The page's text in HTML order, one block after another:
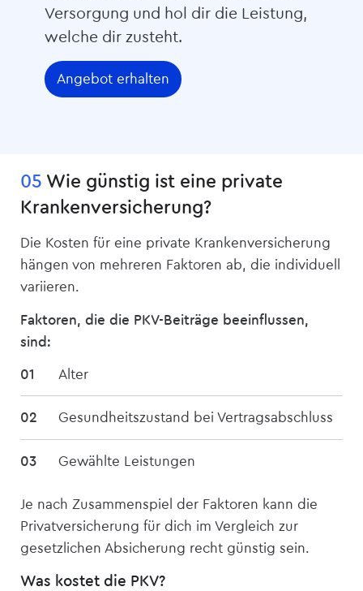
Versorgung und hol dir die Leistung,
welche dir zusteht.
Angebot erhalten
05 Wie günstig ist eine private
Kranken­­versicherung?
Die Kosten für eine private Kranken­versicherung
hängen von mehreren Faktoren ab, die individuell
variieren.
Faktoren, die die PKV-Beiträge beeinflussen,
sind:
Alter
Gesundheitszustand bei Vertragsabschluss
Gewählte Leistungen
Je nach Zusammenspiel der Faktoren kann die
Privat­versicherung für dich im Vergleich zur
gesetzlichen Absicherung recht günstig sein.
Was kostet die PKV?